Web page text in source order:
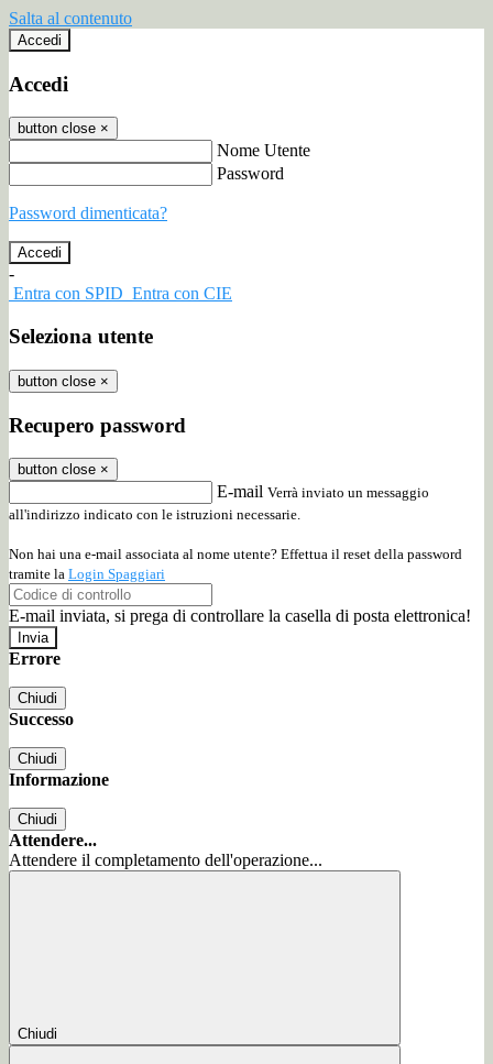
Salta al contenuto
Accedi
Accedi
button close ×
Nome Utente
Password
Password dimenticata?
-
Entra con SPID Entra con CIE
Seleziona utente
button close ×
Recupero password
button close ×
E-mail Verrà inviato un messaggio
all'indirizzo indicato con le istruzioni necessarie.
Non hai una e-mail associata al nome utente? Effettua il reset della password
tramite la Login Spaggiari
E-mail inviata, si prega di controllare la casella di posta elettronica!
Errore
Chiudi
Successo
Chiudi
Informazione
Chiudi
Attendere...
Attendere il completamento dell'operazione...
Chiudi